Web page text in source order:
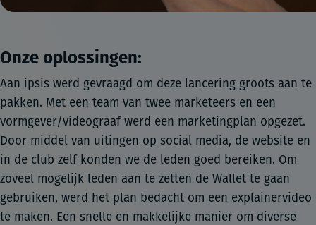
Onze oplossingen:
Aan ipsis werd gevraagd om deze lancering groots aan te
pakken. Met een team van twee marketeers en een
vormgever/videograaf werd een marketingplan opgezet.
Door middel van uitingen op social media, de website en
in de club zelf konden we de leden goed bereiken. Om
zoveel mogelijk leden aan te zetten de Wallet te gaan
gebruiken, werd het plan bedacht om een explainervideo
te maken. Een snelle en makkelijke manier om diverse